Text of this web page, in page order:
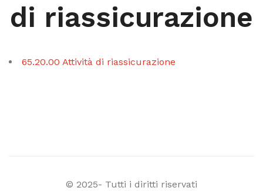
di riassicurazione
65.20.00 Attività di riassicurazione
© 2025- Tutti i diritti riservati